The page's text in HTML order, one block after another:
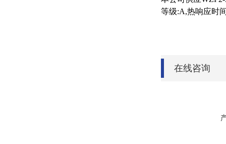
等级:A,热响应时
在线咨询